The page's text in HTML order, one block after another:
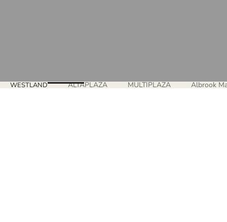
WESTLAND ALTAPLAZA MULTIPLAZA Albrook